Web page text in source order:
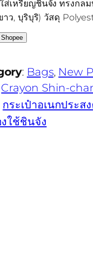
ใส่เหรียญชินจัง ทรงก
ขาว, บุริบุริ) วัสดุ
: Bags, New
Crayon Shin-
กระเป๋าอเนกประส
ใช้ชินจัง